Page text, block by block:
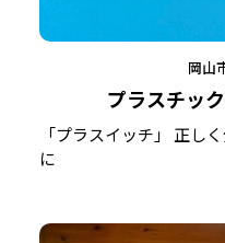
プラスチッ
岡山
「プラスイッチ」 正し
に